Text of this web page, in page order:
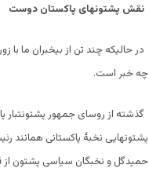
نقش پشتونهای پاکستان دوست
در حالیکه چند تن از بیخبران ما با
چه خبر است.
گذشته از روسای جمهور پشتونتبار
پشتونهایی نخبۀ پاکستانی همانند
حمیدگل و نخبگان سیاسی پشتون از